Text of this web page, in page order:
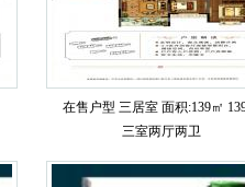
在售户型 三居室 面积:139㎡
三室两厅两卫